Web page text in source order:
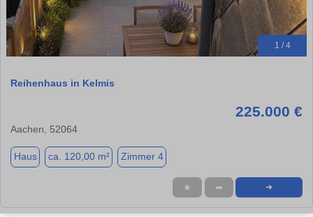
1 / 4
Reihenhaus in Kelmis
225.000 €
Aachen, 52064
Haus ca. 120,00 m² Zimmer 4
★ ➦ ➜